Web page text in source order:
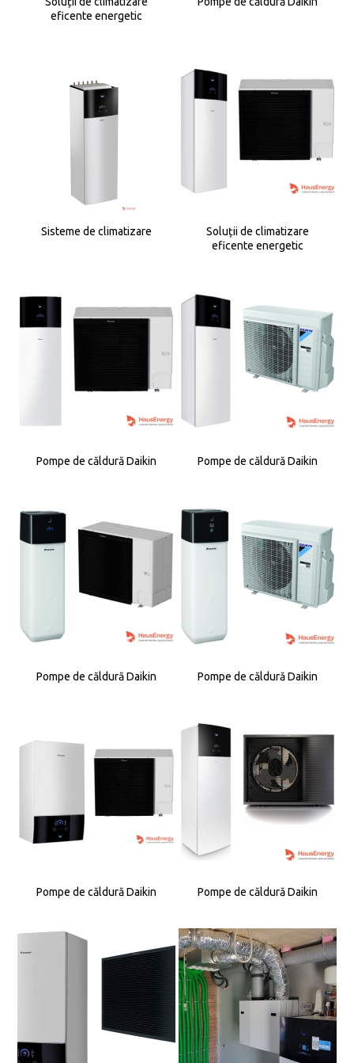
eficente energetic
Sisteme de climatizare
Soluții de climatizare
eficente energetic
Pompe de căldură Daikin Pompe de căldură Daikin
Pompe de căldură Daikin Pompe de căldură Daikin
Pompe de căldură Daikin Pompe de căldură Daikin